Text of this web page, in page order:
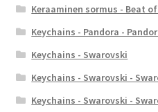
Keraaminen sormus - Beat
Keychains - Pandora -
Keychains - Swarovski
Keychains - Swarovski -
Keychains - Swarovski -